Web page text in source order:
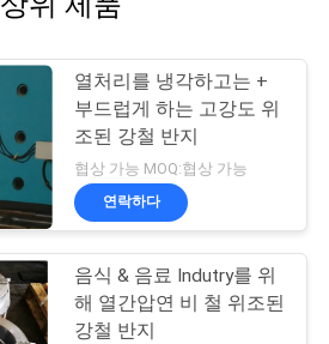
열처리를 냉각하고는 +
부드럽게 하는 고강도 위
조된 강철 반지
협상 가능 MOQ:협상 가능
연락하다
음식 & 음료 Indutry를 위
해 열간압연 비 철 위조된
강철 반지